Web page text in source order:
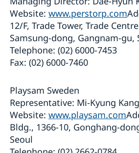
Website: www.perstorp.com
12/F, Trade Tower, Trade
Samsung-dong, Gangnam-gu,
Telephone: (02) 6000-7453
Fax: (02) 6000-7460
Playsam Sweden
Representative: Mi-Kyung Kang
Website: www.playsam.com
Bldg., 1366-10, Gonghang-
Seoul